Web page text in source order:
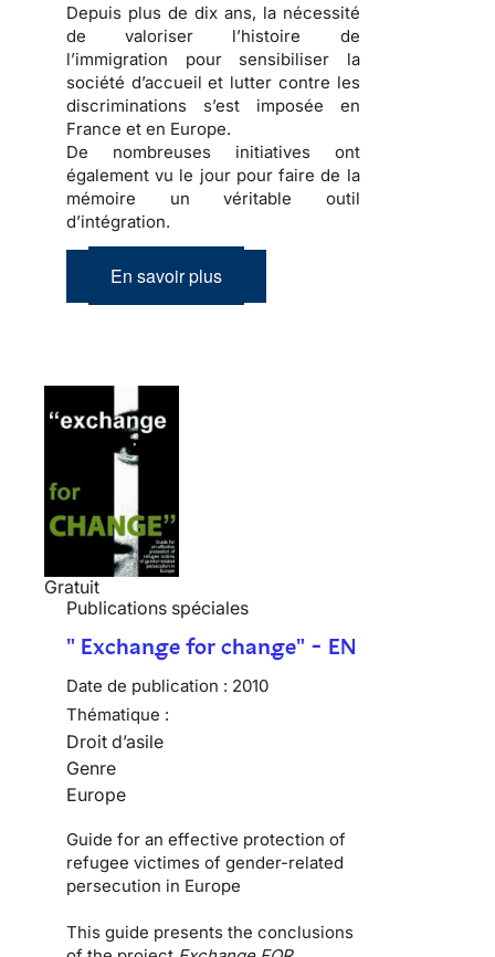
Depuis plus de dix ans, la nécessité
de valoriser l’histoire de
l’immigration pour sensibiliser la
société d’accueil et lutter contre les
discriminations s’est imposée en
France et en Europe.
De nombreuses initiatives ont
également vu le jour pour faire de la
mémoire un véritable outil
d’intégration.
En savoir plus
Gratuit
Publications spéciales
" Exchange for change" - EN
Date de publication : 2010
Thématique :
Droit d’asile
Genre
Europe
Guide for an effective protection of
refugee victimes of gender-related
persecution in Europe
This guide presents the conclusions